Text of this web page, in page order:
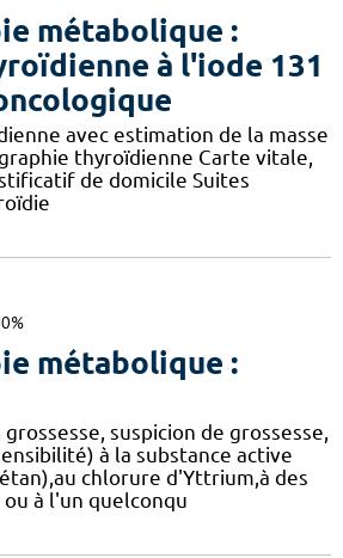
métabolique :
à l'iode 131
avec estimation de la masse
thyroïdienne Carte vitale,
de domicile Suites
métabolique :
suspicion de grossesse,
à la substance active
chlorure d'Yttrium,à des
à l'un quelconqu